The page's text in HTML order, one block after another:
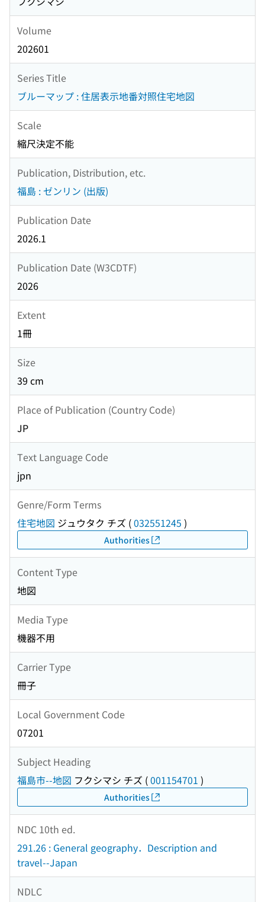
Volume
202601
Series Title
ブルーマップ : 住居表示地番対照住宅地図
Scale
縮尺決定不能
Publication, Distribution, etc.
福島 : ゼンリン (出版)
Publication Date
2026.1
Publication Date (W3CDTF)
2026
Extent
1冊
Size
39 cm
Place of Publication (Country Code)
JP
Text Language Code
jpn
Genre/Form Terms
住宅地図 ジュウタク チズ (032551245 )
Authorities
Content Type
地図
Media Type
機器不用
Carrier Type
冊子
Local Government Code
07201
Subject Heading
福島市--地図 フクシマシ チズ (001154701 )
Authorities
NDC 10th ed.
291.26 : General geography．Description and
travel--Japan
NDLC